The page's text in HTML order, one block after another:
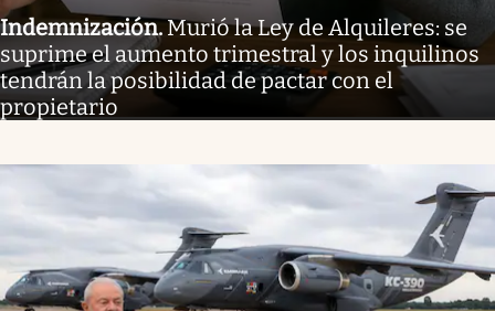
Indemnización.Murió la Ley de Alquileres: se
suprime el aumento trimestral y los inquilinos
tendrán la posibilidad de pactar con el
propietario